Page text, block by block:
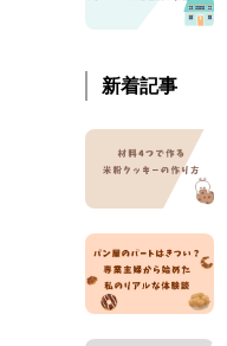
新着記事